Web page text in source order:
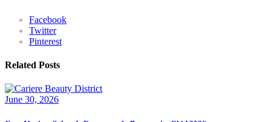
Facebook
Twitter
Pinterest
Related Posts
June 30, 2026